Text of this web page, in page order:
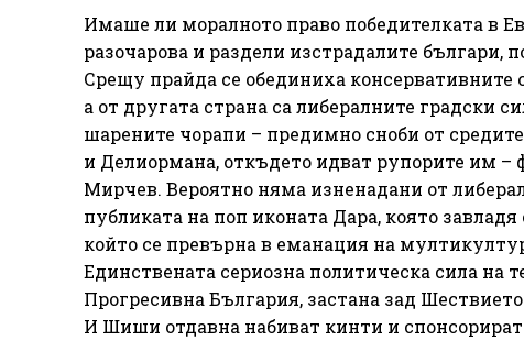
Имаше ли моралното право победителката в
разочарова и раздели изстрадалите българи,
Срещу прайда се обединиха консервативните
а от другата страна са либералните градски
шарените чорапи – предимно сноби от
и Делиормана, откъдето идват рупорите им
Мирчев. Вероятно няма изненадани от
публиката на поп иконата Дара, която
който се превърна в еманация на
Единствената сериозна политическа сила на
Прогресивна България, застана зад
И Шиши отдавна набиват кинти и